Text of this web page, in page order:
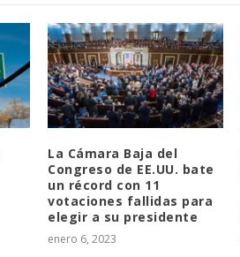
La Cámara Baja del
Congreso de EE.UU. bate
un récord con 11
votaciones fallidas para
elegir a su presidente
enero 6, 2023